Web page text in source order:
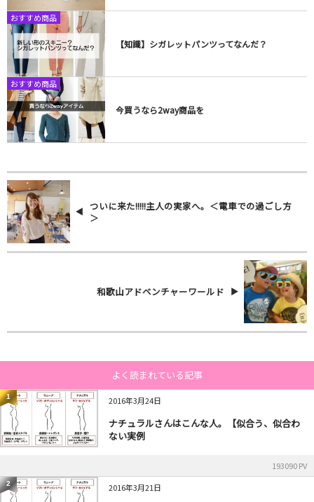
おすすめ商品
【知識】シガレットパンツってなんだ？
おすすめ商品
今買うなら2way商品を
ついに来た!!!!!主人の実家へ。＜電車での過ごし方
＞
和歌山アドベンチャーワールド
よく読まれている記事
1 2016年3月24日
ナチュラルさんはこんな人。【似合う、似合わ
ない実例
193090 PV
2 2016年3月21日